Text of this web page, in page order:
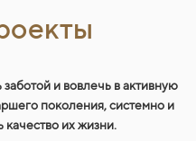
и вовлечь в активную
поколения, системно и
их жизни.